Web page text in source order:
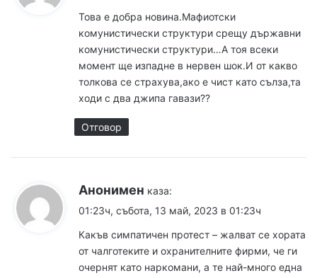
Това е добра новина.Мафиотски
комунистически структури срещу държавни
комунистически структури…А тоя всеки
момент ще изпадне в нервен шок.И от какво
толкова се страхува,ако е чист като сълза,та
ходи с два джипа гавази??
Отговор
Анонимен каза:
01:23ч, събота, 13 май, 2023 в 01:23ч
Какъв симпатичен протест – жалват се хората
от чалготеките и охранителните фирми, че ги
очернят като наркомани, а те най-много една